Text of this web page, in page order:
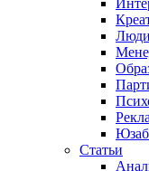
Люди
Статьи